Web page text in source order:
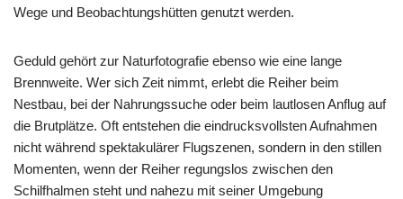
Wege und Beobachtungshütten genutzt werden.
Geduld gehört zur Naturfotografie ebenso wie eine lange
Brennweite. Wer sich Zeit nimmt, erlebt die Reiher beim
Nestbau, bei der Nahrungssuche oder beim lautlosen Anflug auf
die Brutplätze. Oft entstehen die eindrucksvollsten Aufnahmen
nicht während spektakulärer Flugszenen, sondern in den stillen
Momenten, wenn der Reiher regungslos zwischen den
Schilfhalmen steht und nahezu mit seiner Umgebung